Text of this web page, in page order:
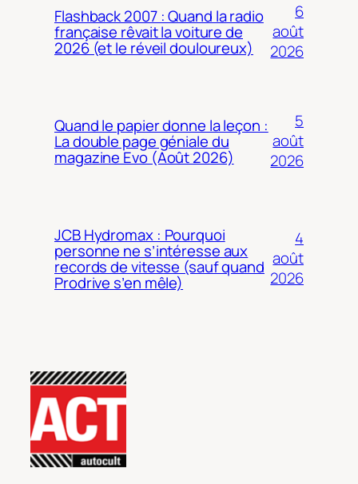
Flashback 2007 : Quand la radio
française rêvait la voiture de
2026 (et le réveil douloureux)
6
août
2026
Quand le papier donne la leçon :
La double page géniale du
magazine Evo (Août 2026)
5
août
2026
JCB Hydromax : Pourquoi
personne ne s’intéresse aux
records de vitesse (sauf quand
Prodrive s’en mêle)
4
août
2026